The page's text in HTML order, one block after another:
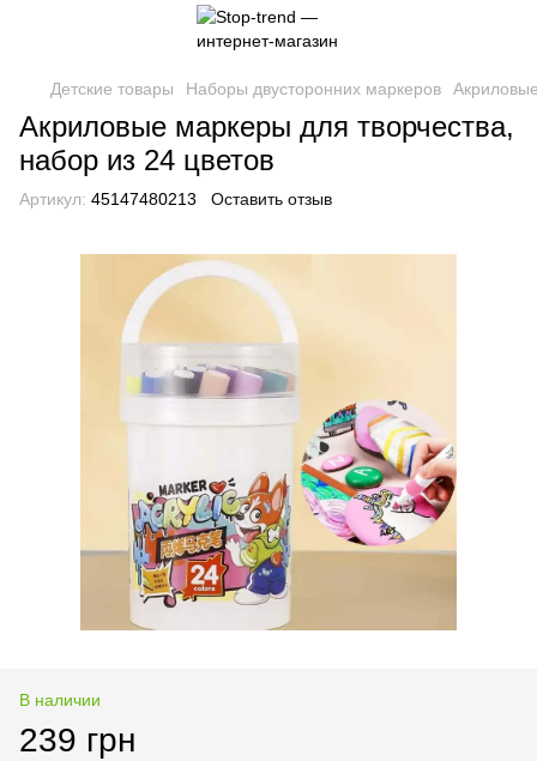
Детские товары Наборы двусторонних маркеров
Акриловые маркеры для творчества,
набор из 24 цветов
Артикул: 45147480213 Оставить отзыв
В наличии
239 грн